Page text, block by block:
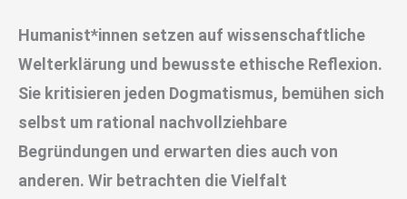
Humanist*innen setzen auf wissenschaftliche
Welterklärung und bewusste ethische Reflexion.
Sie kritisieren jeden Dogmatismus, bemühen sich
selbst um rational nachvollziehbare
Begründungen und erwarten dies auch von
anderen. Wir betrachten die Vielfalt